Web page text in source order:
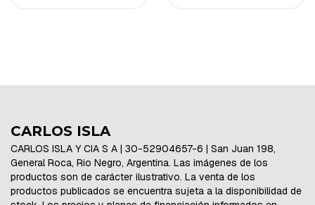
CARLOS ISLA
CARLOS ISLA Y CIA S A | 30-52904657-6 | San Juan 198,
General Roca, Rio Negro, Argentina. Las imágenes de los
productos son de carácter ilustrativo. La venta de los
productos publicados se encuentra sujeta a la disponibilidad de